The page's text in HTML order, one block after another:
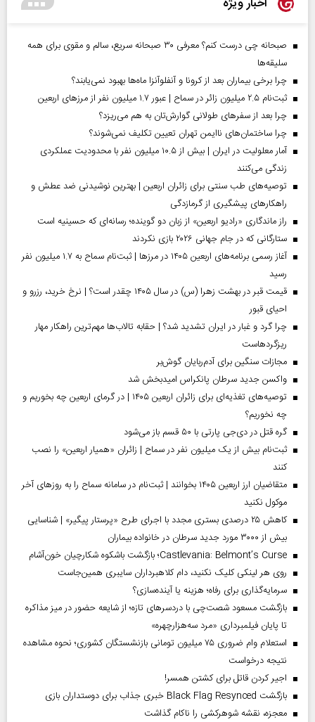
صبحانه چی درست کنم؟ معرفی ۳۰ صبحانه سریع، سالم و مقوی برای همه
سلیقه‌ها
چرا برخی بیماران بعد از کرونا و آنفلوآنزا ماه‌ها بهبود نمی‌یابند؟
ثبت‌نام ۲.۵ میلیون زائر در سماح | عبور ۱.۷ میلیون نفر از مرز‌های اربعین
چرا بعد از سفرهای طولانی گوارش‌تان به هم می‌ریزد؟
چرا ساختمان‌های ناایمن تهران تعیین تکلیف نمی‌شوند؟
آمار معلولیت در ایران | بیش از ۱۰.۵ میلیون نفر با محدودیت عملکردی
زندگی می‌کنند
توصیه‌های طب سنتی برای زائران اربعین | بهترین نوشیدنی ضد عطش و
راهکارهای پیشگیری از گرمازدگی
راز ماندگاری «رادیو اربعین» از زبان دو گوینده؛ رسانه‌ای که حسینیه است
ستارگانی که در جام جهانی ۲۰۲۶ بازی نکردند
آغاز رسمی برنامه‌های اربعین ۱۴۰۵ در مرز‌ها | ثبت‌نام سماح به ۱.۷ میلیون نفر
رسید
قیمت قبر در بهشت زهرا (س) در سال ۱۴۰۵ چقدر است؟ | نرخ خرید، رزرو و
احیای قبور
چرا گرد و غبار در ایران تشدید شد؟ | حقابه تالاب‌ها مهم‌ترین راهکار مهار
ریزگردهاست
مجازات سنگین برای آدم‌ربایان گوش‌بر
واکسن جدید سرطان پانکراس امیدبخش شد
توصیه‌های تغذیه‌ای برای زائران اربعین ۱۴۰۵ | در گرمای اربعین چه بخوریم و
چه نخوریم؟
گره قتل در دی‌جی پارتی با ۵۰ قسم باز می‌شود
ثبت‌نام بیش از یک میلیون نفر در سماح | زائران «همیار اربعین» را نصب
کنند
متقاضیان ارز اربعین ۱۴۰۵ بخوانند | ثبت‌نام در سامانه سماح را به روز‌های آخر
موکول نکنید
کاهش ۲۵ درصدی بستری مجدد با اجرای طرح «پرستار پیگیر» | شناسایی
بیش از ۳۰۰۰ مورد جدید سرطان در خانواده بیماران
Castlevania: Belmont’s Curse؛ بازگشت باشکوه شکارچیان خون‌آشام
روی هر لینکی کلیک نکنید، دام کلاهبرداران سایبری همین‌جاست
سرمایه‌گذاری برای رفاه؛ هزینه یا آینده‌سازی؟
بازگشت مسعود شصت‌چی با دردسر‌های تازه؛ از شایعه حضور در میز مذاکره
تا پایان فیلمبرداری «مرد سه‌هزارچهره»
استعلام وام ضروری ۷۵ میلیون تومانی بازنشستگان کشوری؛ نحوه مشاهده
نتیجه درخواست
اجیر کردن قاتل برای کشتن همسر!
بازگشت Black Flag Resynced خبری جذاب برای دوستداران بازی
معجزه، نقشه شوهرکشی را ناکام گذاشت